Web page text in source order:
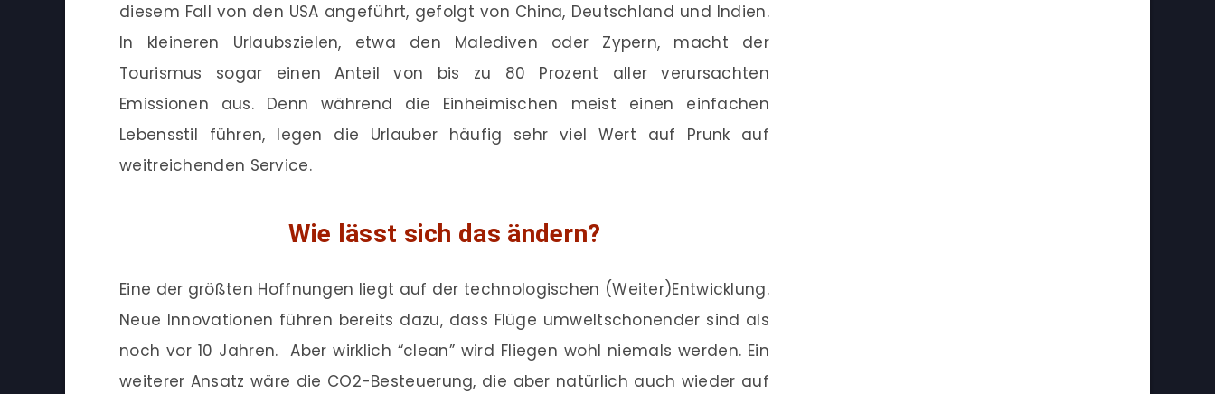
diesem Fall von den USA angeführt, gefolgt von China, Deutschland und Indien.
In kleineren Urlaubszielen, etwa den Malediven oder Zypern, macht der
Tourismus sogar einen Anteil von bis zu 80 Prozent aller verursachten
Emissionen aus. Denn während die Einheimischen meist einen einfachen
Lebensstil führen, legen die Urlauber häufig sehr viel Wert auf Prunk auf
weitreichenden Service.
Wie lässt sich das ändern?
Eine der größten Hoffnungen liegt auf der technologischen (Weiter)Entwicklung.
Neue Innovationen führen bereits dazu, dass Flüge umweltschonender sind als
noch vor 10 Jahren. Aber wirklich “clean” wird Fliegen wohl niemals werden. Ein
weiterer Ansatz wäre die CO2-Besteuerung, die aber natürlich auch wieder auf